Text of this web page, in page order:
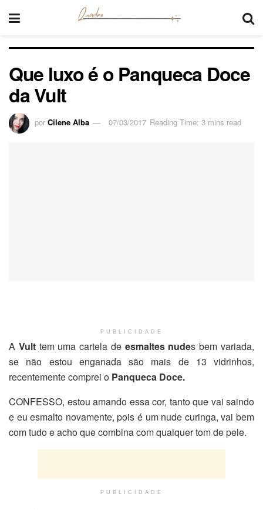
Que luxo é o Panqueca Doce
da Vult
por Cilene Alba 07/03/2017 Reading Time: 3 mins read
PUBLICIDADE
A Vulttem uma cartela de esmaltes nudes bem variada,
se não estou enganada são mais de 13 vidrinhos,
recentemente comprei o Panqueca Doce.
CONFESSO, estou amando essa cor, tanto que vai saindo
e eu esmalto novamente, pois é um nude curinga, vai bem
com tudo e acho que combina com qualquer tom de pele.
PUBLICIDADE